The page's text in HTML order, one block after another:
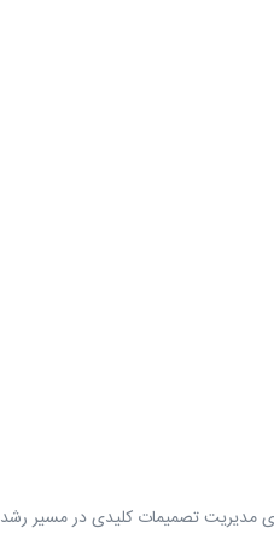
مدیریت تصمیمات کلیدی در مسیر رشد